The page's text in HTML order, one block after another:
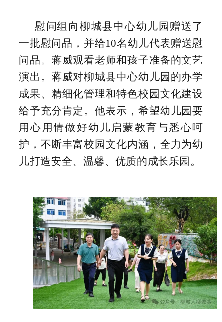
慰问组向柳城县中心幼儿园赠送了
一批慰问品，并给10名幼儿代表赠送慰
问品。蒋威观看老师和孩子准备的文艺
演出。蒋威对柳城县中心幼儿园的办学
成果、精细化管理和特色校园文化建设
给予充分肯定。他表示，希望幼儿园要
用心用情做好幼儿启蒙教育与悉心呵
护，不断丰富校园文化内涵，全力为幼
儿打造安全、温馨、优质的成长乐园。